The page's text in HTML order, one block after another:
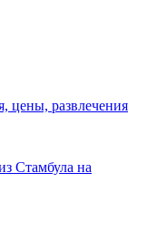
цены, развлечения
Стамбула на